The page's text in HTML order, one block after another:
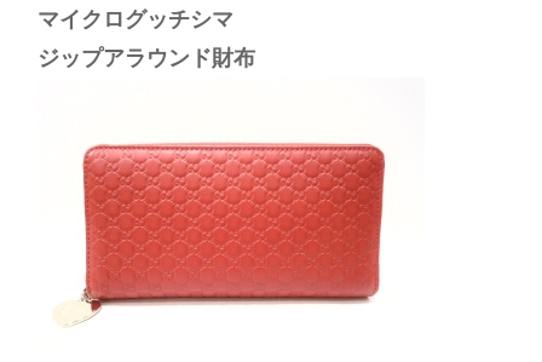
マイクログッチシマ
ジップアラウンド財布